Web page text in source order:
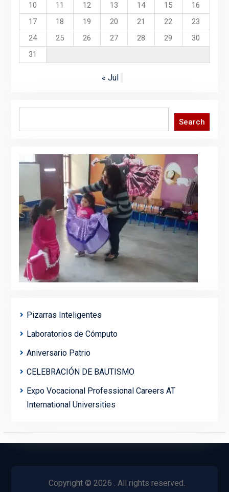
10
11 12 13 14 15
16
17
18 19 20 21 22
23
24
25 26 27 28 29
30
31
« Jul
Search
Pizarras Inteligentes
Laboratorios de Cómputo
Aniversario Patrio
CELEBRACIÓN DE BAUTISMO
Expo Vocacional Professional Careers AT
International Universities
Copyright © 2026 . All rights reserved.